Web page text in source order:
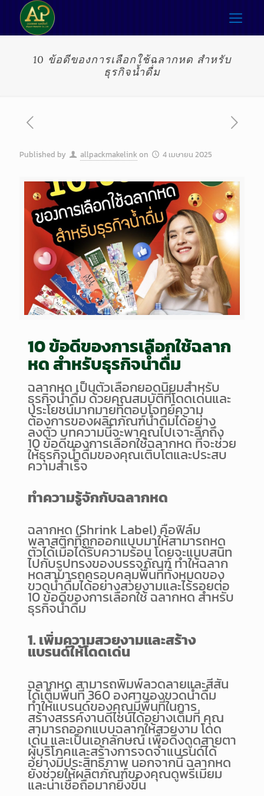
10 ข้อดีของการเลือกใช้ฉลากหด สำหรับ
ธุรกิจน้ำดื่ม
Published by allpackmakelink on 4 เมษายน 2025
10 ข้อดีของการเลือกใช้ฉลาก
หด สำหรับธุรกิจน้ำดื่ม
ฉลากหด เป็นตัวเลือกยอดนิยมสำหรับ
ธุรกิจน้ำดื่ม ด้วยคุณสมบัติที่โดดเด่นและ
ประโยชน์มากมายที่ตอบโจทย์ความ
ต้องการของผลิตภัณฑ์น้ำดื่มได้อย่าง
ลงตัว บทความนี้จะพาคุณไปเจาะลึกถึง
10 ข้อดีของการเลือกใช้ฉลากหด ที่จะช่วย
ให้ธุรกิจน้ำดื่มของคุณเติบโตและประสบ
ความสำเร็จ
ทำความรู้จักกับฉลากหด
ฉลากหด (Shrink Label) คือฟิล์ม
พลาสติกที่ถูกออกแบบมาให้สามารถหด
ตัวได้เมื่อได้รับความร้อน โดยจะแนบสนิท
ไปกับรูปทรงของบรรจุภัณฑ์ ทำให้ฉลาก
หดสามารถครอบคลุมพื้นที่ทั้งหมดของ
ขวดน้ำดื่มได้อย่างสวยงามและไร้รอยต่อ
10 ข้อดีของการเลือกใช้ ฉลากหด สำหรับ
ธุรกิจน้ำดื่ม
1. เพิ่มความสวยงามและสร้าง
แบรนด์ให้โดดเด่น
ฉลากหด สามารถพิมพ์ลวดลายและสีสัน
ได้เต็มพื้นที่ 360 องศาของขวดน้ำดื่ม
ทำให้แบรนด์ของคุณมีพื้นที่ในการ
สร้างสรรค์งานดีไซน์ได้อย่างเต็มที่ คุณ
สามารถออกแบบฉลากให้สวยงาม โดด
เด่น และเป็นเอกลักษณ์ เพื่อดึงดูดสายตา
ผู้บริโภคและสร้างการจดจำแบรนด์ได้
อย่างมีประสิทธิภาพ นอกจากนี้ ฉลากหด
ยังช่วยให้ผลิตภัณฑ์ของคุณดูพรีเมียม
และน่าเชื่อถือมากยิ่งขึ้น